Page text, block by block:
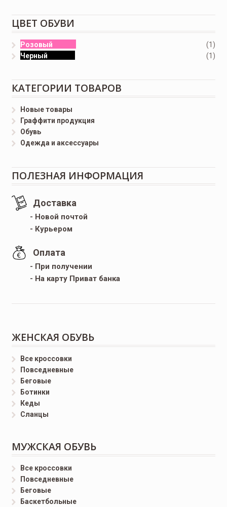
ЦВЕТ ОБУВИ
Розовый
(1)
Черный
(1)
КАТЕГОРИИ ТОВАРОВ
Новые товары
Граффити продукция
Обувь
Одежда и аксессуары
ПОЛЕЗНАЯ ИНФОРМАЦИЯ
Доставка
- Новой почтой
- Курьером
Оплата
- При получении
- На карту Приват банка
ЖЕНСКАЯ ОБУВЬ
Все кроссовки
Повседневные
Беговые
Ботинки
Кеды
Сланцы
МУЖСКАЯ ОБУВЬ
Все кроссовки
Повседневные
Беговые
Баскетбольные